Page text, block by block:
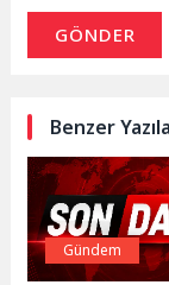
GÖNDER
Benzer
Gündem